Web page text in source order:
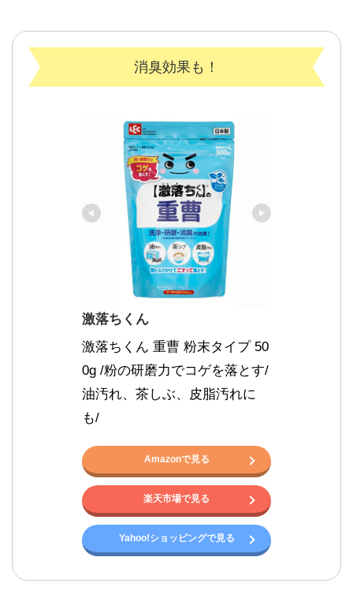
消臭効果も！
激落ちくん
激落ちくん 重曹 粉末タイプ 50
0g /粉の研磨力でコゲを落とす/
油汚れ、茶しぶ、皮脂汚れに
も/
Amazonで見る
楽天市場で見る
Yahoo!ショッピングで見る